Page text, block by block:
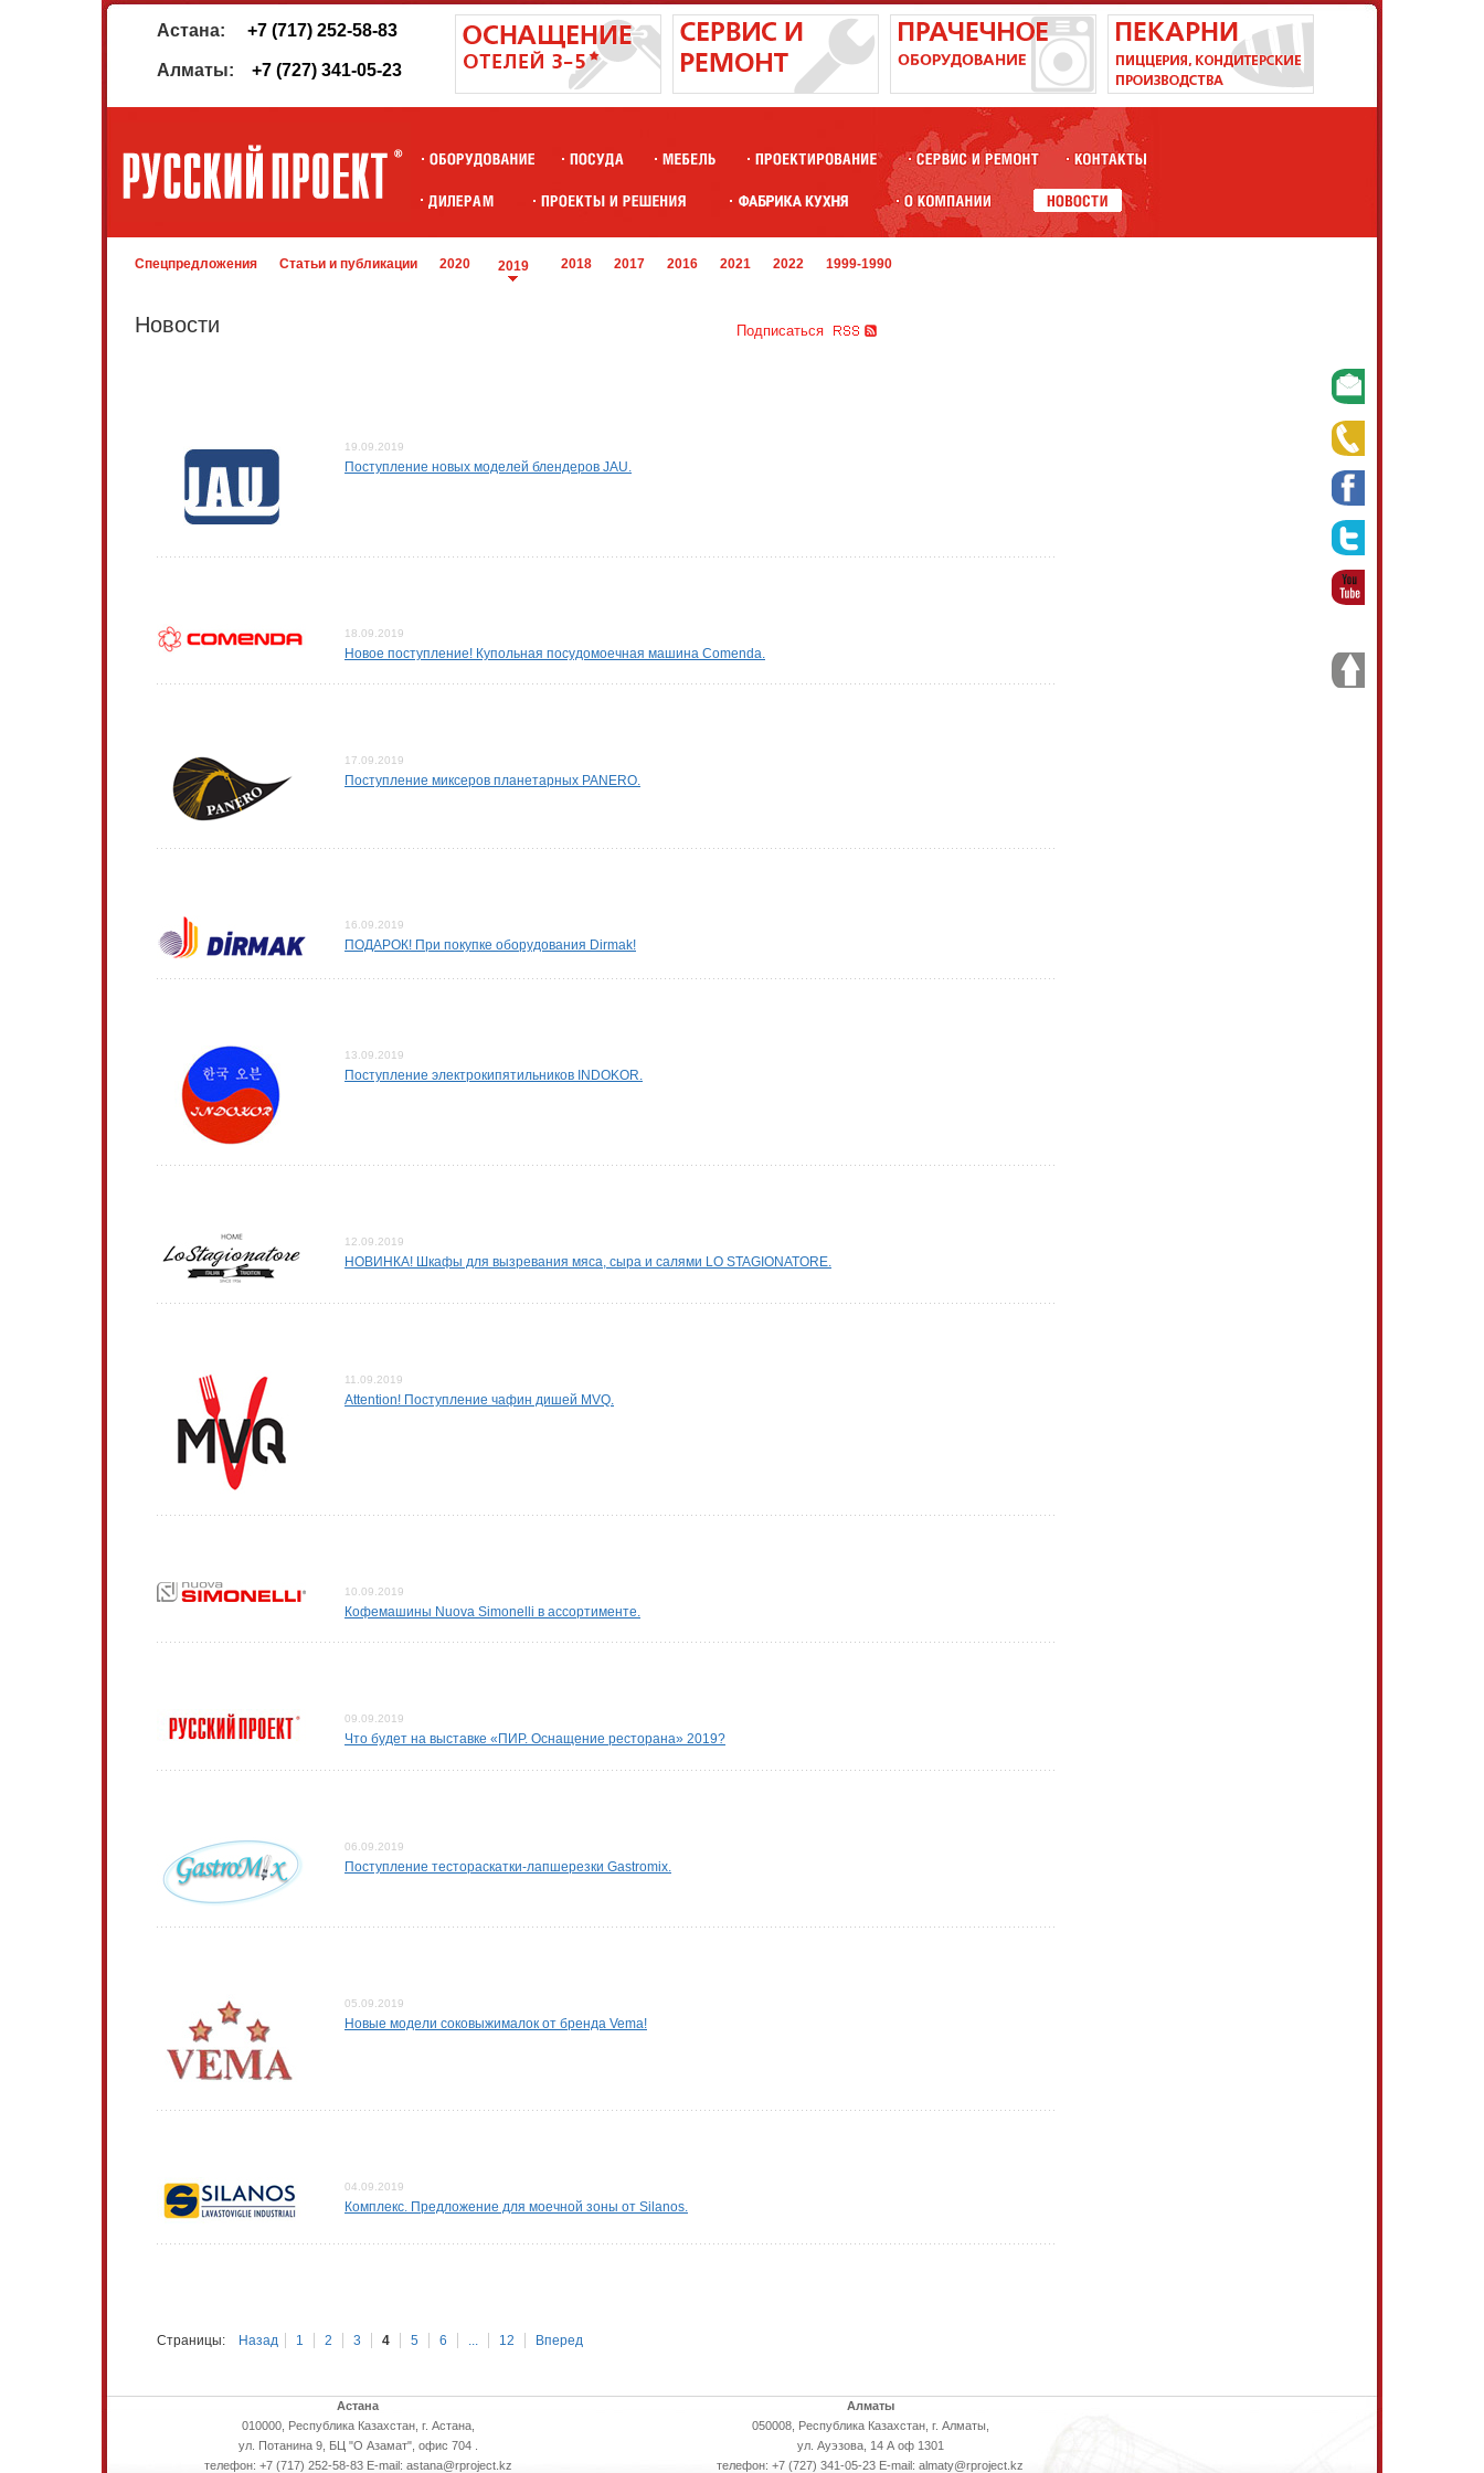
Астана: +7 (717) 252-58-83
Алматы: +7 (727) 341-05-23
Спецпредложения Статьи и публикации 2020 2019 2018 2017 2016 2021 2022 1999-1990
Новости Подписаться
19.09.2019
Поступление новых моделей блендеров JAU.
18.09.2019
Новое поступление! Купольная посудомоечная машина Comenda.
17.09.2019
Поступление миксеров планетарных PANERO.
16.09.2019
ПОДАРОК! При покупке оборудования Dirmak!
13.09.2019
Поступление электрокипятильников INDOKOR.
12.09.2019
НОВИНКА! Шкафы для вызревания мяса, сыра и салями LO STAGIONATORE.
11.09.2019
Attention! Поступление чафин дишей MVQ.
10.09.2019
Кофемашины Nuova Simonelli в ассортименте.
09.09.2019
Что будет на выставке «ПИР. Оснащение ресторана» 2019?
06.09.2019
Поступление тестораскатки-лапшерезки Gastromix.
05.09.2019
Новые модели соковыжималок от бренда Vema!
04.09.2019
Комплекс. Предложение для моечной зоны от Silanos.
Страницы: Назад 1 2 3 4 5 6 ... 12 Вперед
Астана
010000, Республика Казахстан, г. Астана,
ул. Потанина 9, БЦ "О Азамат", офис 704 .
телефон: +7 (717) 252-58-83 E-mail: astana@rproject.kz
Алматы
050008, Республика Казахстан, г. Алматы,
ул. Ауэзова, 14 А оф 1301
телефон: +7 (727) 341-05-23 E-mail: almaty@rproject.kz